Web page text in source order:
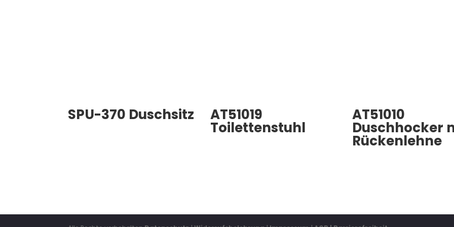
SPU-370 Duschsitz AT51019
Toilettenstuhl
AT51010
Duschhocker
Rückenlehne